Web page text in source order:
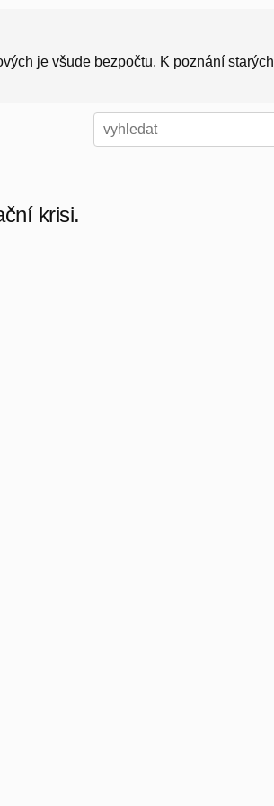
je všude bezpočtu. K poznání starých
krisi.